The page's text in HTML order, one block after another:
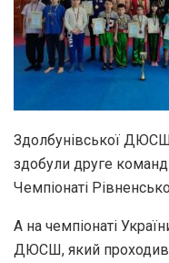
Здолбунівської ДЮСШ
здобули друге
Чемпіонаті
А на чемпіонаті
ДЮСШ, який проходив